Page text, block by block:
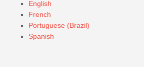
English
French
Portuguese (Brazil)
Spanish